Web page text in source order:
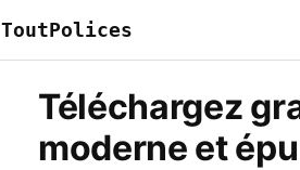
ToutPolices
Téléchargez
moderne et